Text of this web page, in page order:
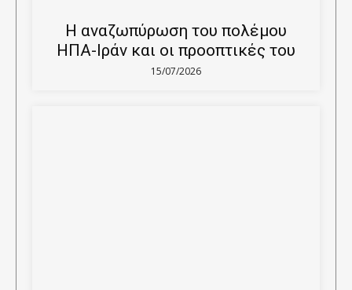
Η αναζωπύρωση του πολέμου
ΗΠΑ-Ιράν και οι προοπτικές του
15/07/2026